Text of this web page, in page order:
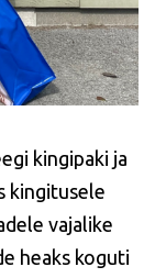
kingipaki ja
kingitusele
vajalike
heaks koguti